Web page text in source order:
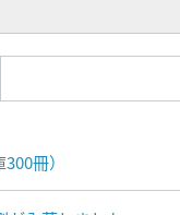
冊）